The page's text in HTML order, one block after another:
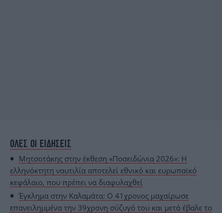
ΟΛΕΣ ΟΙ ΕΙΔΗΣΕΙΣ
Μητσοτάκης στην έκθεση «Ποσειδώνια 2026»: Η
ελληνόκτητη ναυτιλία αποτελεί εθνικό και ευρωπαϊκό
κεφάλαιο, που πρέπει να διαφυλαχθεί
Έγκλημα στην Καλαμάτα: Ο 41χρονος μαχαίρωσε
επανειλημμένα την 39χρονη σύζυγό του και μετά έβαλε το